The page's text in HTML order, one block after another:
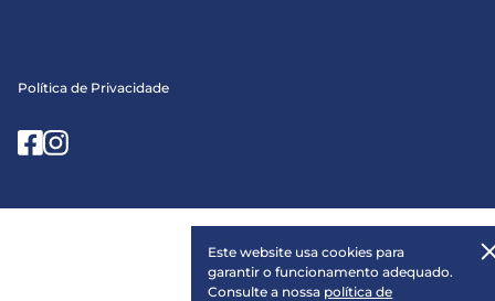
Política de Privacidade
Este website usa cookies para
garantir o funcionamento adequado.
Consulte a nossa política de